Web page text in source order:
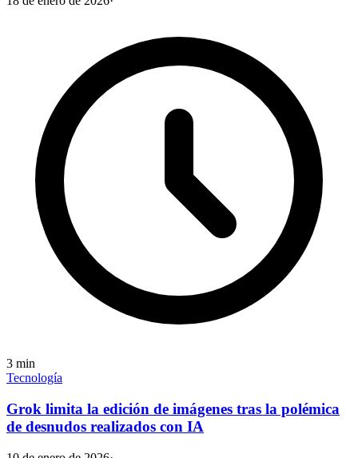
3 min
Tecnología
Grok limita la edición de imágenes tras la polémica
de desnudos realizados con IA